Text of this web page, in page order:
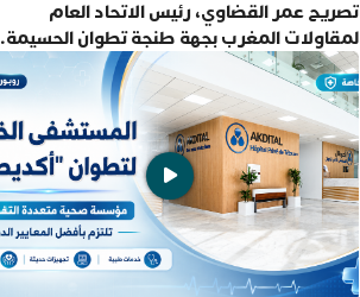
تصريح عمر القضاوي، رئيس الاتحاد العام
لمقاولات المغرب بجهة طنجة تطوان الحسيمة.